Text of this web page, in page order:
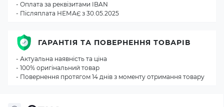
- Оплата за реквізитами IBAN
- Післяплата НЕМАЄ з 30.05.2025
ГАРАНТІЯ ТА ПОВЕРНЕННЯ ТОВАРІВ
- Актуальна наявність та ціна
- 100% оригінальний товар
- Повернення протягом 14 днів з моменту отримання товару